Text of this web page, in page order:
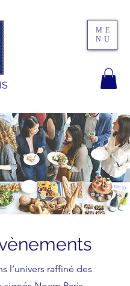
ME
NU
l’univers raffiné des